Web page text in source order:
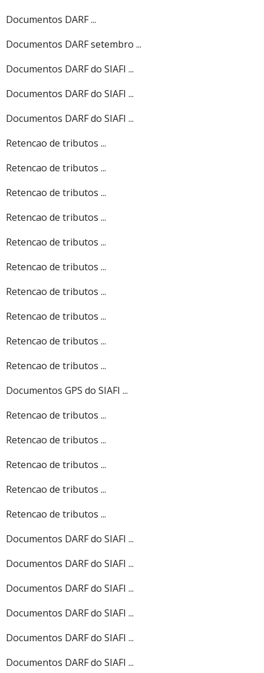
Documentos DARF ...
Documentos DARF setembro ...
Documentos DARF do SIAFI ...
Documentos DARF do SIAFI ...
Documentos DARF do SIAFI ...
Retencao de tributos ...
Retencao de tributos ...
Retencao de tributos ...
Retencao de tributos ...
Retencao de tributos ...
Retencao de tributos ...
Retencao de tributos ...
Retencao de tributos ...
Retencao de tributos ...
Retencao de tributos ...
Documentos GPS do SIAFI ...
Retencao de tributos ...
Retencao de tributos ...
Retencao de tributos ...
Retencao de tributos ...
Retencao de tributos ...
Documentos DARF do SIAFI ...
Documentos DARF do SIAFI ...
Documentos DARF do SIAFI ...
Documentos DARF do SIAFI ...
Documentos DARF do SIAFI ...
Documentos DARF do SIAFI ...